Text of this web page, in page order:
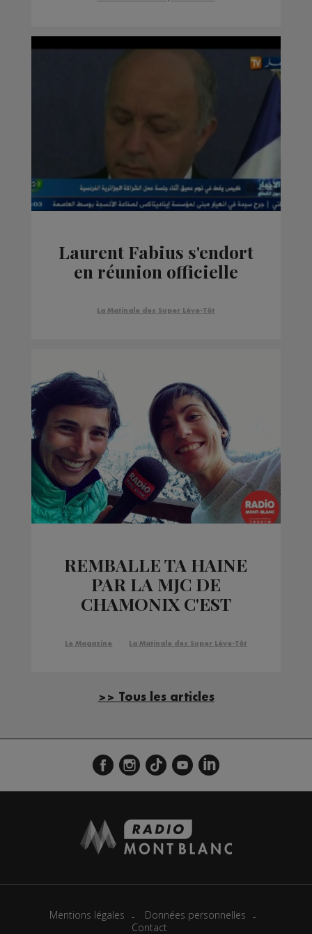
Laurent Fabius s'endort
en réunion officielle
La Matinale des Super Lève-Tôt
REMBALLE TA HAINE
PAR LA MJC DE
CHAMONIX C'EST
Le Magazine La Matinale des Super Lève-Tôt
>> Tous les articles
Mentions légales
Données personnelles
Contact